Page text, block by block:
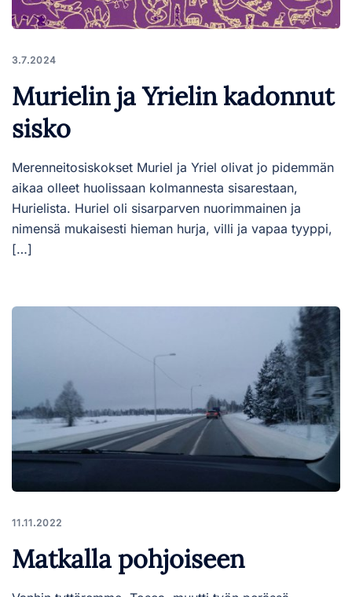
3.7.2024
Murielin ja Yrielin kadonnut
sisko
Merenneitosiskokset Muriel ja Yriel olivat jo pidemmän
aikaa olleet huolissaan kolmannesta sisarestaan,
Hurielista. Huriel oli sisarparven nuorimmainen ja
nimensä mukaisesti hieman hurja, villi ja vapaa tyyppi,
[…]
11.11.2022
Matkalla pohjoiseen